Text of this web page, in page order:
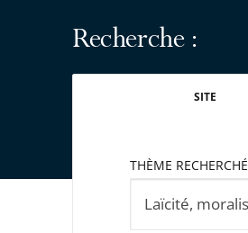
Recherche :
SITE
THÈME RECHERCHÉ